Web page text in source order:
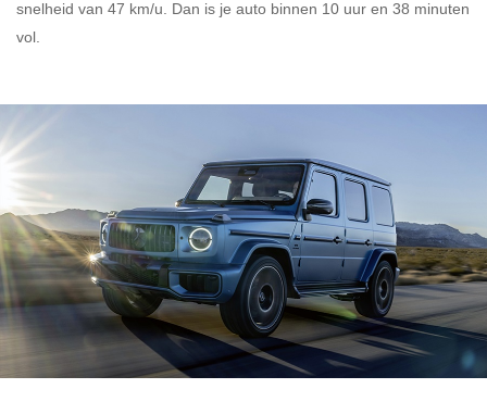
snelheid van 47 km/u. Dan is je auto binnen 10 uur en 38 minuten
vol.